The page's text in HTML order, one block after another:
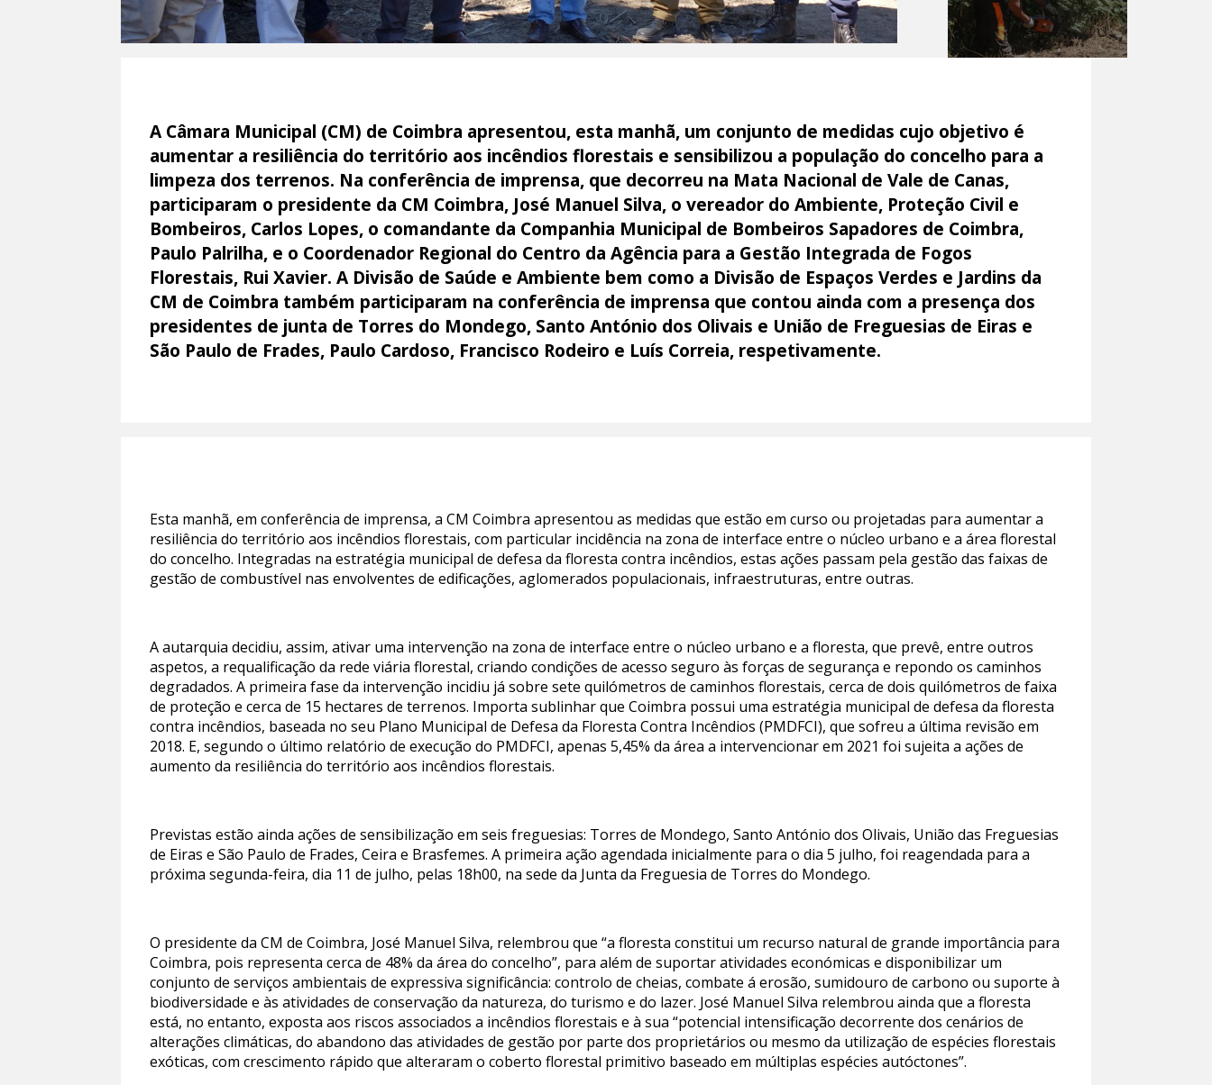
A Câmara Municipal (CM) de Coimbra apresentou, esta manhã, um conjunto de medidas cujo objetivo é
aumentar a resiliência do território aos incêndios florestais e sensibilizou a população do concelho para a
limpeza dos terrenos. Na conferência de imprensa, que decorreu na Mata Nacional de Vale de Canas,
participaram o presidente da CM Coimbra, José Manuel Silva, o vereador do Ambiente, Proteção Civil e
Bombeiros, Carlos Lopes, o comandante da Companhia Municipal de Bombeiros Sapadores de Coimbra,
Paulo Palrilha, e o Coordenador Regional do Centro da Agência para a Gestão Integrada de Fogos
Florestais, Rui Xavier. A Divisão de Saúde e Ambiente bem como a Divisão de Espaços Verdes e Jardins da
CM de Coimbra também participaram na conferência de imprensa que contou ainda com a presença dos
presidentes de junta de Torres do Mondego, Santo António dos Olivais e União de Freguesias de Eiras e
São Paulo de Frades, Paulo Cardoso, Francisco Rodeiro e Luís Correia, respetivamente.
Esta manhã, em conferência de imprensa, a CM Coimbra apresentou as medidas que estão em curso ou projetadas para aumentar a
resiliência do território aos incêndios florestais, com particular incidência na zona de interface entre o núcleo urbano e a área florestal
do concelho. Integradas na estratégia municipal de defesa da floresta contra incêndios, estas ações passam pela gestão das faixas de
gestão de combustível nas envolventes de edificações, aglomerados populacionais, infraestruturas, entre outras.
A autarquia decidiu, assim, ativar uma intervenção na zona de interface entre o núcleo urbano e a floresta, que prevê, entre outros
aspetos, a requalificação da rede viária florestal, criando condições de acesso seguro às forças de segurança e repondo os caminhos
degradados. A primeira fase da intervenção incidiu já sobre sete quilómetros de caminhos florestais, cerca de dois quilómetros de faixa
de proteção e cerca de 15 hectares de terrenos. Importa sublinhar que Coimbra possui uma estratégia municipal de defesa da floresta
contra incêndios, baseada no seu Plano Municipal de Defesa da Floresta Contra Incêndios (PMDFCI), que sofreu a última revisão em
2018. E, segundo o último relatório de execução do PMDFCI, apenas 5,45% da área a intervencionar em 2021 foi sujeita a ações de
aumento da resiliência do território aos incêndios florestais.
Previstas estão ainda ações de sensibilização em seis freguesias: Torres de Mondego, Santo António dos Olivais, União das Freguesias
de Eiras e São Paulo de Frades, Ceira e Brasfemes. A primeira ação agendada inicialmente para o dia 5 julho, foi reagendada para a
próxima segunda-feira, dia 11 de julho, pelas 18h00, na sede da Junta da Freguesia de Torres do Mondego.
O presidente da CM de Coimbra, José Manuel Silva, relembrou que “a floresta constitui um recurso natural de grande importância para
Coimbra, pois representa cerca de 48% da área do concelho”, para além de suportar atividades económicas e disponibilizar um
conjunto de serviços ambientais de expressiva significância: controlo de cheias, combate á erosão, sumidouro de carbono ou suporte à
biodiversidade e às atividades de conservação da natureza, do turismo e do lazer. José Manuel Silva relembrou ainda que a floresta
está, no entanto, exposta aos riscos associados a incêndios florestais e à sua “potencial intensificação decorrente dos cenários de
alterações climáticas, do abandono das atividades de gestão por parte dos proprietários ou mesmo da utilização de espécies florestais
exóticas, com crescimento rápido que alteraram o coberto florestal primitivo baseado em múltiplas espécies autóctones”.